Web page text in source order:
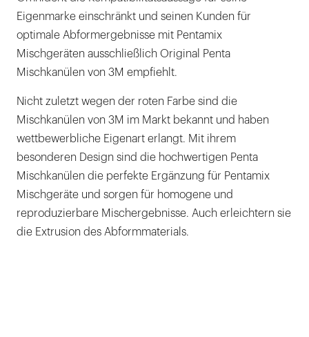
Eigenmarke einschränkt und seinen Kunden für
optimale Abformergebnisse mit Pentamix
Mischgeräten ausschließlich Original Penta
Mischkanülen von 3M empfiehlt.
Nicht zuletzt wegen der roten Farbe sind die
Mischkanülen von 3M im Markt bekannt und haben
wettbewerbliche Eigenart erlangt. Mit ihrem
besonderen Design sind die hochwertigen Penta
Mischkanülen die perfekte Ergänzung für Pentamix
Mischgeräte und sorgen für homogene und
reproduzierbare Mischergebnisse. Auch erleichtern sie
die Extrusion des Abformmaterials.